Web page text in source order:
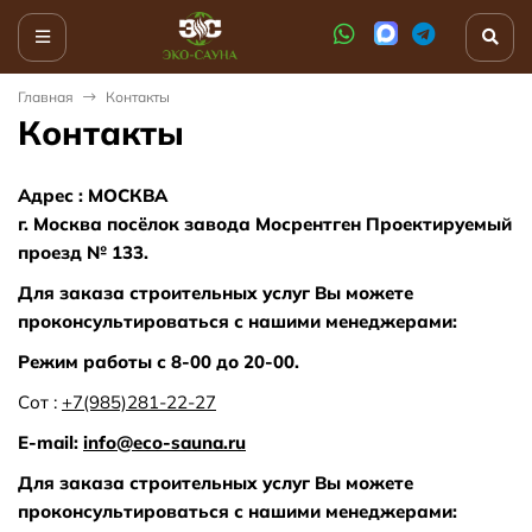
Главная Контакты
Контакты
Адрес : МОСКВА
г. Москва посёлок завода Мосрентген Проектируемый
проезд № 133.
Для заказа строительных услуг Вы можете
проконсультироваться с нашими менеджерами:
Режим работы с 8-00 до 20-00.
Сот : +7(985)281-22-27
E-mail: info@eco-sauna.ru
Для заказа строительных услуг Вы можете
проконсультироваться с нашими менеджерами: